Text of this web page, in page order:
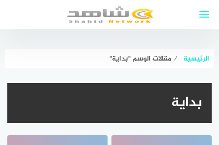
الرئيسية ⁄ مقالات الوسم "بداية"
بداية